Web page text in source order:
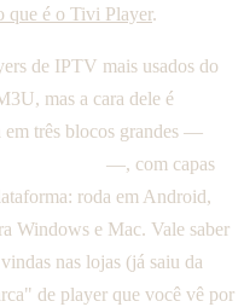
que é o Tivi Player.
de IPTV mais usados do
mas a cara dele é
três blocos grandes —
—, com capas
roda em Android,
Windows e Mac. Vale saber
nas lojas (já saiu da
de player que você vê por